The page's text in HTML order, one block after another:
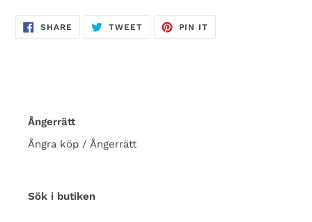
SHARE SHARE
ON
TWEETTWEET
PIN IT
Ångerrätt
Ångra köp / Ångerrätt
Sök i butiken